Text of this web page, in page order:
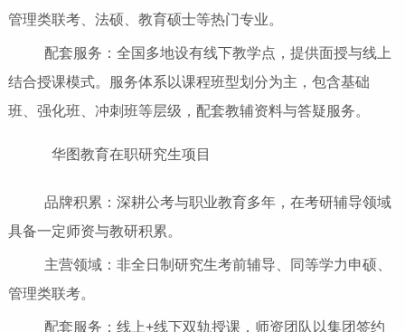
管理类联考、法硕、教育硕士等热门专业。
配套服务：全国多地设有线下教学点，提供面授与线上
结合授课模式。服务体系以课程班型划分为主，包含基础
班、强化班、冲刺班等层级，配套教辅资料与答疑服务。
华图教育在职研究生项目
品牌积累：深耕公考与职业教育多年，在考研辅导领域
具备一定师资与教研积累。
主营领域：非全日制研究生考前辅导、同等学力申硕、
管理类联考。
配套服务：线上+线下双轨授课，师资团队以集团签约